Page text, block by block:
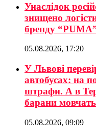
Унаслідок
знищено
бренду
05.08.2026, 17:20
У Львові
автобусах: на
штрафи. А в
барани
05.08.2026, 09:09